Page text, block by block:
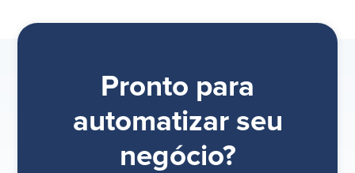
Pronto para
automatizar seu
negócio?